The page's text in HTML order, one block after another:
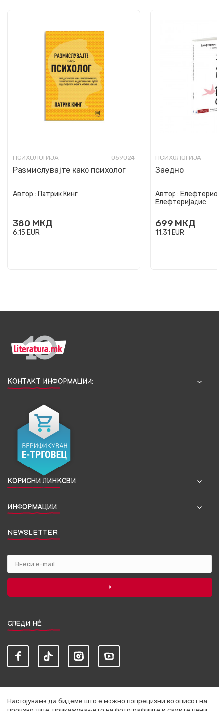
ПСИХОЛОГИЈА 069024
Размислувајте како психолог
Автор : Патрик Кинг
380 МКД
6,15 EUR
ПСИХОЛОГИЈА
Заедно
Автор :
Елефтеријадис
699 МКД
11,31 EUR
КОНТАКТ ИНФОРМАЦИИ:
КОРИСНИ ЛИНКОВИ
ИНФОРМАЦИИ
NEWSLETTER
СЛЕДИ НЀ
Настојуваме да бидеме што е можно попрецизни во описот на